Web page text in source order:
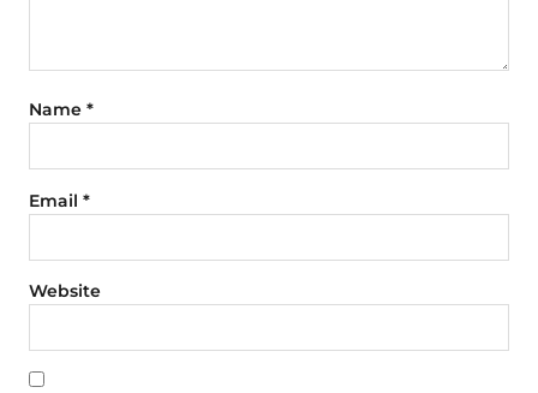
Name *
Email *
Website